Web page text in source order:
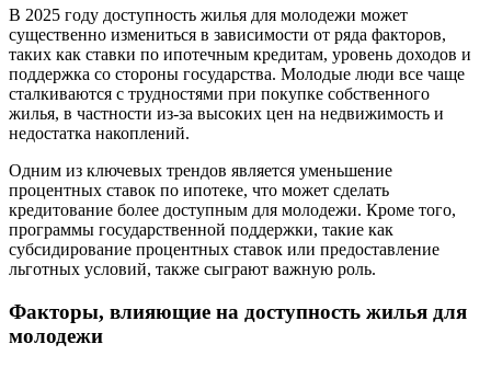
В 2025 году доступность жилья для молодежи может
существенно измениться в зависимости от ряда факторов,
таких как ставки по ипотечным кредитам, уровень доходов и
поддержка со стороны государства. Молодые люди все чаще
сталкиваются с трудностями при покупке собственного
жилья, в частности из-за высоких цен на недвижимость и
недостатка накоплений.
Одним из ключевых трендов является уменьшение
процентных ставок по ипотеке, что может сделать
кредитование более доступным для молодежи. Кроме того,
программы государственной поддержки, такие как
субсидирование процентных ставок или предоставление
льготных условий, также сыграют важную роль.
Факторы, влияющие на доступность жилья для
молодежи